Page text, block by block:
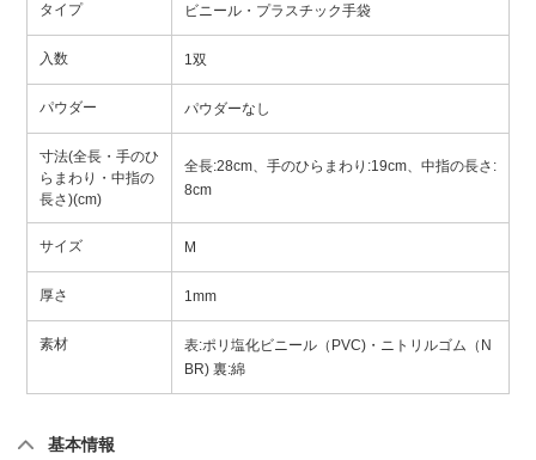
タイプ ビニール・プラスチック手袋
入数 1双
パウダー パウダーなし
寸法(全長・手のひ
らまわり・中指の
長さ)(cm)
全長:28cm、手のひらまわり:19cm、中指の長さ:
8cm
サイズ M
厚さ 1mm
素材
表:ポリ塩化ビニール（PVC)・ニトリルゴム（N
BR) 裏:綿
基本情報